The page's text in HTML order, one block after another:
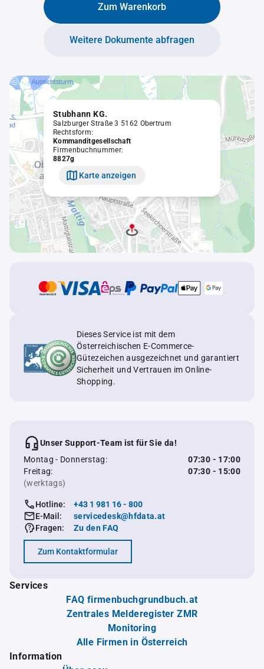
Zum Warenkorb
Weitere Dokumente abfragen
Stubhann KG.
Salzburger Straße 3 5162 Obertrum
Rechtsform:
Kommanditgesellschaft
Firmenbuchnummer:
8827g
Karte anzeigen
Dieses Service ist mit dem
Österreichischen E-Commerce-
Gütezeichen ausgezeichnet und garantiert
Sicherheit und Vertrauen im Online-
Shopping.
Unser Support-Team ist für Sie da!
Montag - Donnerstag:
07:30 - 17:00
Freitag:
07:30 - 15:00
(werktags)
Hotline:
+43 1 981 16 - 800
E-Mail:
servicedesk@hfdata.at
Fragen:
Zu den FAQ
Zum Kontaktformular
Services
FAQ firmenbuchgrundbuch.at
Zentrales Melderegister ZMR
Monitoring
Alle Firmen in Österreich
Information